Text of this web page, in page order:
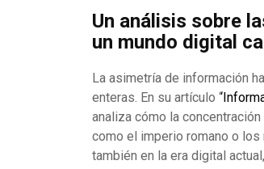
Un análisis sobre
un mundo digital
La asimetría de información
enteras. En su artículo ‘
analiza cómo la
como el imperio romano o
también en la era digital